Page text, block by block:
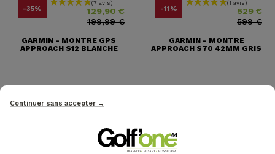
-35% Prix 129,90 €
Prix ​​habituel
199,99 €
GARMIN - MONTRE GPS
APPROACH S12 BLANCHE
-11% Prix 529 €
Prix ​​habituel
599 €
GARMIN - MONTRE
APPROACH S70 42MM GRIS
Continuer sans accepter →